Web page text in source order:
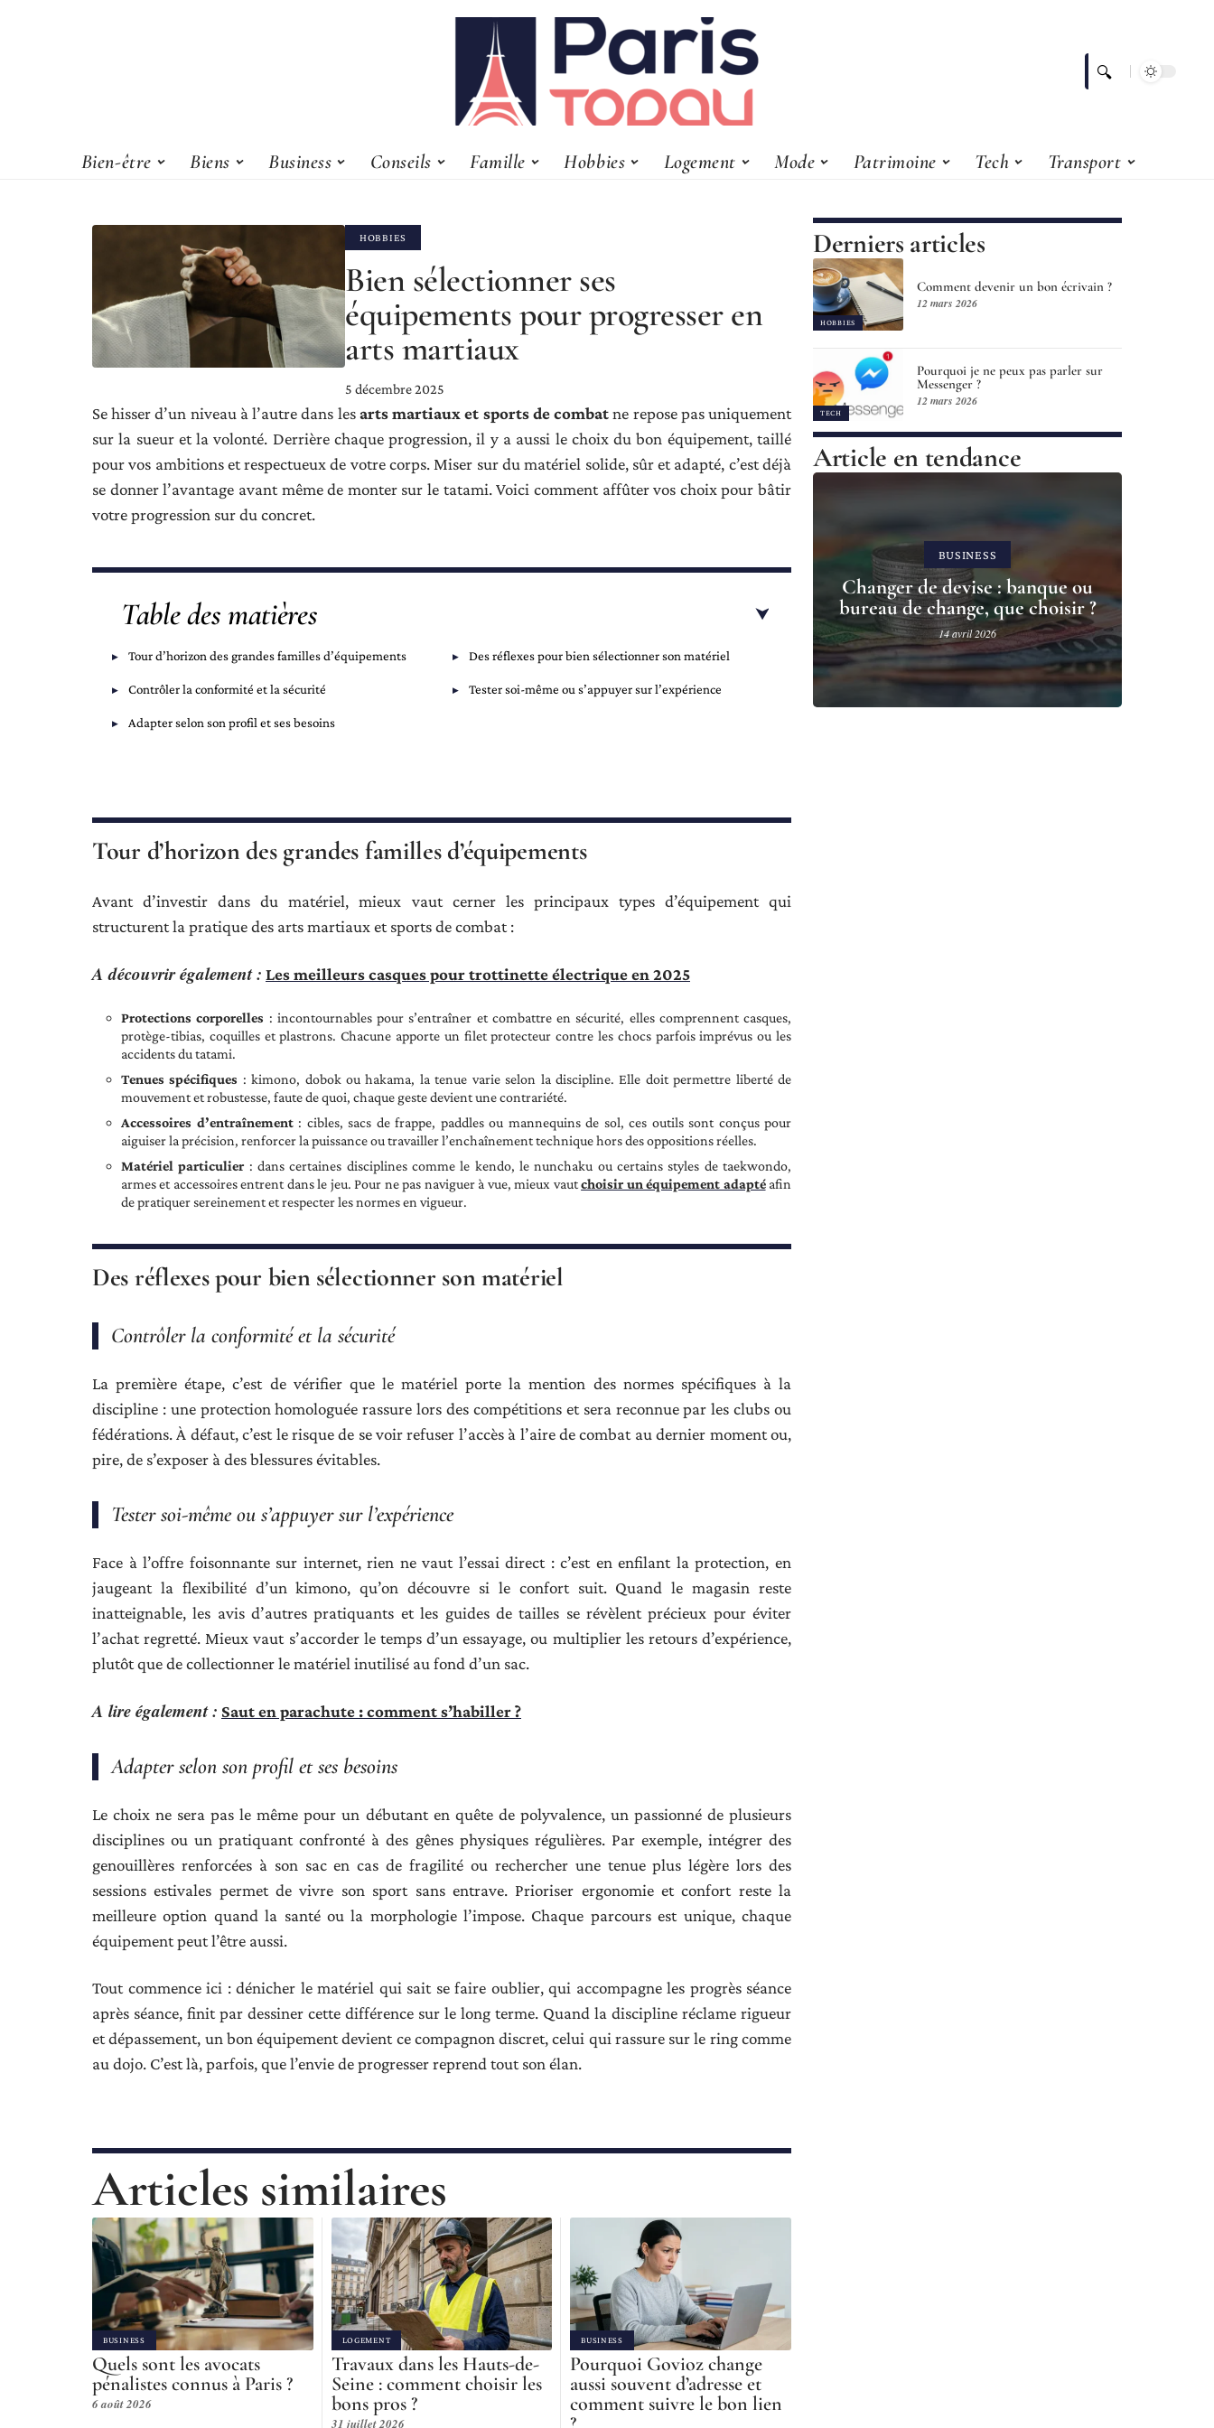
Bien-être Biens Business Conseils Famille Hobbies Logement Mode Patrimoine Tech Transport
HOBBIES
Bien sélectionner ses
équipements pour progresser en
arts martiaux
5 décembre 2025
Se hisser d’un niveau à l’autre dans lesarts martiaux et sports de combatne repose pas uniquement
sur la sueur et la volonté. Derrière chaque progression, il y a aussi le choix du bon équipement, taillé
pour vos ambitions et respectueux de votre corps. Miser sur du matériel solide, sûr et adapté, c’est déjà
se donner l’avantage avant même de monter sur le tatami. Voici comment affûter vos choix pour bâtir
votre progression sur du concret.
Table des matières
Tour d’horizon des grandes familles d’équipements Des réflexes pour bien sélectionner son matériel
Contrôler la conformité et la sécurité Tester soi-même ou s’appuyer sur l’expérience
Adapter selon son profil et ses besoins
Tour d’horizon des grandes familles d’équipements
Avant d’investir dans du matériel, mieux vaut cerner les principaux types d’équipement qui
structurent la pratique des arts martiaux et sports de combat :
A découvrir également : Les meilleurs casques pour trottinette électrique en 2025
Protections corporelles : incontournables pour s’entraîner et combattre en sécurité, elles comprennent casques,
protège-tibias, coquilles et plastrons. Chacune apporte un filet protecteur contre les chocs parfois imprévus ou les
accidents du tatami.
Tenues spécifiques : kimono, dobok ou hakama, la tenue varie selon la discipline. Elle doit permettre liberté de
mouvement et robustesse, faute de quoi, chaque geste devient une contrariété.
Accessoires d’entraînement: cibles, sacs de frappe, paddles ou mannequins de sol, ces outils sont conçus pour
aiguiser la précision, renforcer la puissance ou travailler l’enchaînement technique hors des oppositions réelles.
Matériel particulier : dans certaines disciplines comme le kendo, le nunchaku ou certains styles de taekwondo,
armes et accessoires entrent dans le jeu. Pour ne pas naviguer à vue, mieux vautchoisir un équipement adaptéafin
de pratiquer sereinement et respecter les normes en vigueur.
Des réflexes pour bien sélectionner son matériel
Contrôler la conformité et la sécurité
La première étape, c’est de vérifier que le matériel porte la mention des normes spécifiques à la
discipline : une protection homologuée rassure lors des compétitions et sera reconnue par les clubs ou
fédérations. À défaut, c’est le risque de se voir refuser l’accès à l’aire de combat au dernier moment ou,
pire, de s’exposer à des blessures évitables.
Tester soi-même ou s’appuyer sur l’expérience
Face à l’offre foisonnante sur internet, rien ne vaut l’essai direct : c’est en enfilant la protection, en
jaugeant la flexibilité d’un kimono, qu’on découvre si le confort suit. Quand le magasin reste
inatteignable, les avis d’autres pratiquants et les guides de tailles se révèlent précieux pour éviter
l’achat regretté. Mieux vaut s’accorder le temps d’un essayage, ou multiplier les retours d’expérience,
plutôt que de collectionner le matériel inutilisé au fond d’un sac.
A lire également : Saut en parachute : comment s’habiller ?
Adapter selon son profil et ses besoins
Le choix ne sera pas le même pour un débutant en quête de polyvalence, un passionné de plusieurs
disciplines ou un pratiquant confronté à des gênes physiques régulières. Par exemple, intégrer des
genouillères renforcées à son sac en cas de fragilité ou rechercher une tenue plus légère lors des
sessions estivales permet de vivre son sport sans entrave. Prioriser ergonomie et confort reste la
meilleure option quand la santé ou la morphologie l’impose. Chaque parcours est unique, chaque
équipement peut l’être aussi.
Tout commence ici : dénicher le matériel qui sait se faire oublier, qui accompagne les progrès séance
après séance, finit par dessiner cette différence sur le long terme. Quand la discipline réclame rigueur
et dépassement, un bon équipement devient ce compagnon discret, celui qui rassure sur le ring comme
au dojo. C’est là, parfois, que l’envie de progresser reprend tout son élan.
Articles similaires
BUSINESS
Quels sont les avocats
pénalistes connus à Paris ?
6 août 2026
LOGEMENT
Travaux dans les Hauts-de-
Seine : comment choisir les
bons pros ?
31 juillet 2026
BUSINESS
Pourquoi Govioz change
aussi souvent d’adresse et
comment suivre le bon lien
?
Derniers articles
HOBBIES
Comment devenir un bon écrivain ?
12 mars 2026
TECH
Pourquoi je ne peux pas parler sur
Messenger ?
12 mars 2026
Article en tendance
BUSINESS
Changer de devise : banque ou
bureau de change, que choisir ?
14 avril 2026